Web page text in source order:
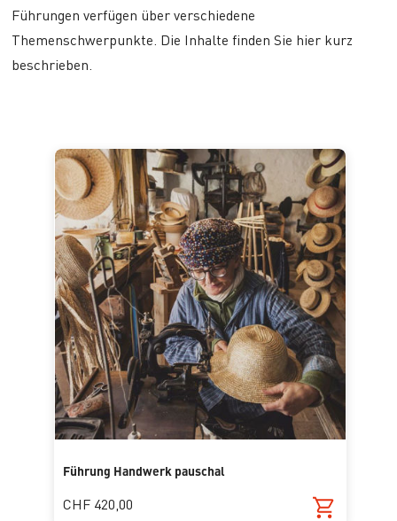
Führungen verfügen über verschiedene
Themenschwerpunkte. Die Inhalte finden Sie hier kurz
beschrieben.
Führung Handwerk pauschal
CHF 420,00